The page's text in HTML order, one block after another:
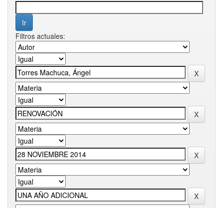
Filtros actuales: